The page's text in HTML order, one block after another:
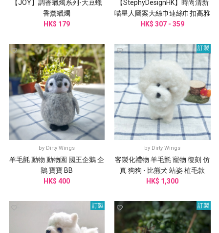
【JOY】調香蠟燭系列-大豆蠟
香薰蠟燭
HK$ 179
【StephyDesignHK】時尚清新
喵星人圖案大絲巾連絲巾扣高雅
禮盒
HK$ 307 - 359
by Dirty Wings
羊毛氈 動物 動物園 國王企鵝 企
鵝 寶寶 BB
HK$ 400
訂製
by Dirty Wings
客製化禮物 羊毛氈 寵物 復刻 仿
真 狗狗 - 比熊犬 站姿 植毛款
HK$ 1,300
訂製 訂製